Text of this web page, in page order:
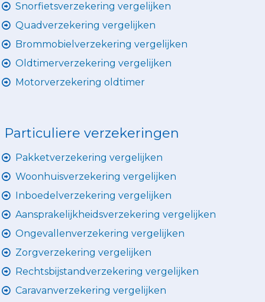
Snorfietsverzekering vergelijken
Quadverzekering vergelijken
Brommobielverzekering vergelijken
Oldtimerverzekering vergelijken
Motorverzekering oldtimer
Particuliere verzekeringen
Pakketverzekering vergelijken
Woonhuisverzekering vergelijken
Inboedelverzekering vergelijken
Aansprakelijkheidsverzekering vergelijken
Ongevallenverzekering vergelijken
Zorgverzekering vergelijken
Rechtsbijstandverzekering vergelijken
Caravanverzekering vergelijken